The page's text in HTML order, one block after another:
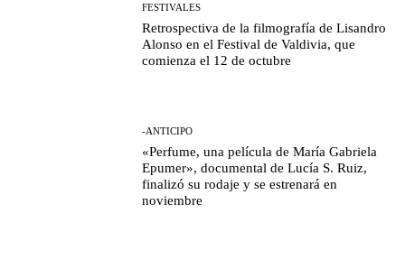
FESTIVALES
Retrospectiva de la filmografía de Lisandro
Alonso en el Festival de Valdivia, que
comienza el 12 de octubre
-ANTICIPO
«Perfume, una película de María Gabriela
Epumer», documental de Lucía S. Ruiz,
finalizó su rodaje y se estrenará en
noviembre